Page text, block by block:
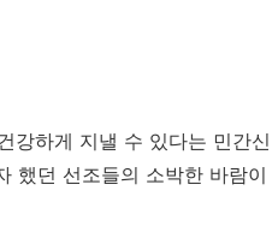
강하게 지낼 수 있다는 민간신
했던 선조들의 소박한 바람이